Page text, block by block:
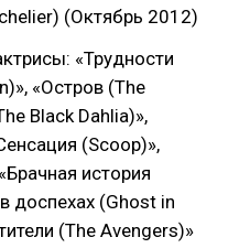
(Октябрь 2012)
«Трудности
«Остров (The
Black Dahlia)»,
(Scoop)»,
история
доспехах (Ghost in
(The Avengers)»